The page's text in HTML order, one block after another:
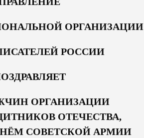
ОРГАНИЗАЦИИ
РОССИИ
ОРГАНИЗАЦИИ
ОТЕЧЕСТВА,
СОВЕТСКОЙ АРМИИ